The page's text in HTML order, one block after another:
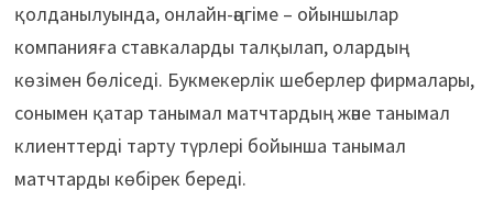
қолданылуында, онлайн-әңгіме – ойыншылар
компанияға ставкаларды талқылап, олардың
көзімен бөліседі. Букмекерлік шеберлер фирмалары,
сонымен қатар танымал матчтардың және танымал
клиенттерді тарту түрлері бойынша танымал
матчтарды көбірек береді.